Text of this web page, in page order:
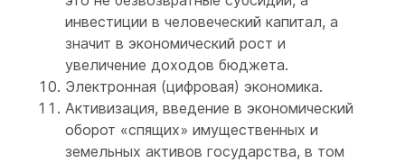
инвестиции в человеческий капитал, а
значит в экономический рост и
увеличение доходов бюджета.
Электронная (цифровая) экономика.
Активизация, введение в экономический
оборот «спящих» имущественных и
земельных активов государства, в том